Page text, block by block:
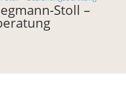
Stoll –